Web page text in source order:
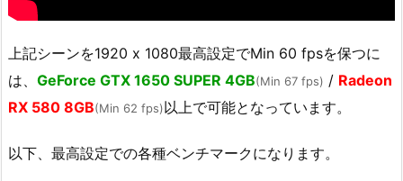
上記シーンを1920 x 1080最高設定でMin 60 fpsを保つに
は、 GeForce GTX 1650 SUPER 4GB(Min 67 fps) / Radeon
RX 580 8GB(Min 62 fps)以上で可能となっています。
以下、最高設定での各種ベンチマークになります。